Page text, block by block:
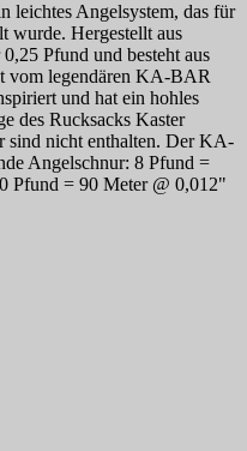
Angelsystem, das für
wurde. Hergestellt aus
Pfund und besteht aus
vom legendären KA-BAR
und hat ein hohles
des Rucksacks Kaster
sind nicht enthalten. Der KA-
Angelschnur: 8 Pfund =
Pfund = 90 Meter @ 0,012"